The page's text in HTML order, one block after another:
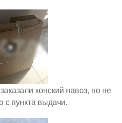
конский навоз, но не
с пункта выдачи.